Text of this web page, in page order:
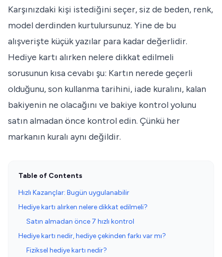
Karşınızdaki kişi istediğini seçer, siz de beden, renk,
model derdinden kurtulursunuz. Yine de bu
alışverişte küçük yazılar para kadar değerlidir.
Hediye kartı alırken nelere dikkat edilmeli
sorusunun kısa cevabı şu: Kartın nerede geçerli
olduğunu, son kullanma tarihini, iade kuralını, kalan
bakiyenin ne olacağını ve bakiye kontrol yolunu
satın almadan önce kontrol edin. Çünkü her
markanın kuralı aynı değildir.
Table of Contents
Hızlı Kazançlar: Bugün uygulanabilir
Hediye kartı alırken nelere dikkat edilmeli?
Satın almadan önce 7 hızlı kontrol
Hediye kartı nedir, hediye çekinden farkı var mı?
Fiziksel hediye kartı nedir?